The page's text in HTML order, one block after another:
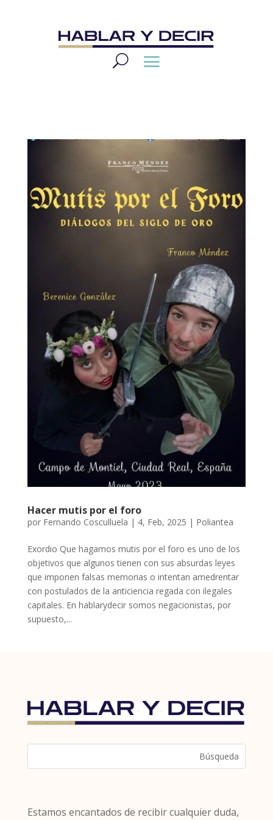
Hacer mutis por el foro
por Fernando Cosculluela | 4, Feb, 2025 | Poliantea
Exordio Que hagamos mutis por el foro es uno de los
objetivos que algunos tienen con sus absurdas leyes
que imponen falsas memorias o intentan amedrentar
con postulados de la anticiencia regada con ilegales
capitales. En hablarydecir somos negacionistas, por
supuesto,...
Estamos encantados de recibir cualquier duda,